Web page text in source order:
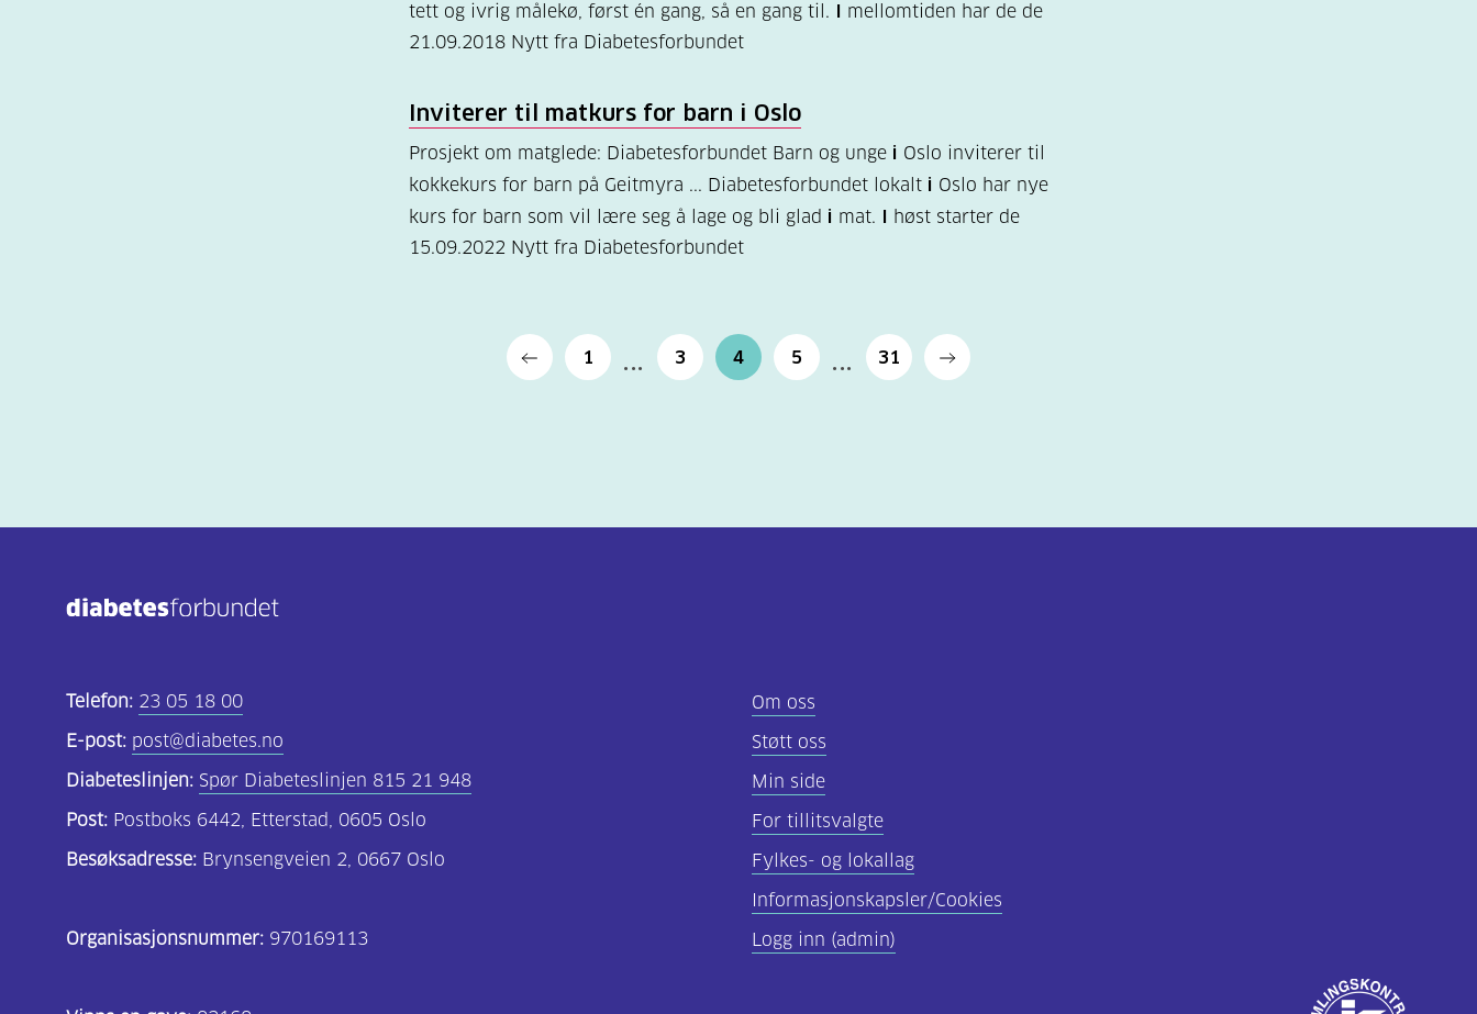
tett og ivrig målekø, først én gang, så en gang til. I mellomtiden har de de
21.09.2018 Nytt fra Diabetesforbundet
Inviterer til matkurs for barn i Oslo
Prosjekt om matglede: Diabetesforbundet Barn og unge i Oslo inviterer til
kokkekurs for barn på Geitmyra ... Diabetesforbundet lokalt i Oslo har nye
kurs for barn som vil lære seg å lage og bli glad i mat. I høst starter de
15.09.2022 Nytt fra Diabetesforbundet
1 3 4 5 31
Telefon: 23 05 18 00
E-post: post@diabetes.no
Diabeteslinjen: Spør Diabeteslinjen 815 21 948
Post: Postboks 6442, Etterstad, 0605 Oslo
Besøksadresse: Brynsengveien 2, 0667 Oslo
Organisasjonsnummer: 970169113
Om oss
Støtt oss
Min side
For tillitsvalgte
Fylkes- og lokallag
Informasjonskapsler/Cookies
Logg inn (admin)
Godkjent